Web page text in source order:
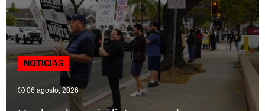
NOTICIAS
06 agosto, 2026